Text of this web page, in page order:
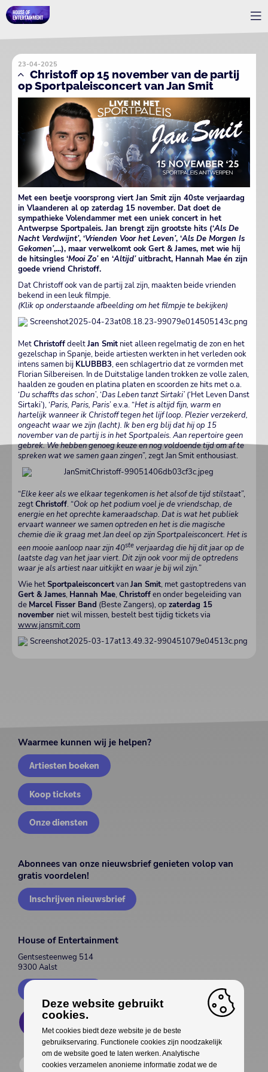
23-04-2025
Christoff op 15 november van de partij
op Sportpaleisconcert van Jan Smit
Met een beetje voorsprong viert Jan Smit zijn 40ste verjaardag
in Vlaanderen al op zaterdag 15 november. Dat doet de
sympathieke Volendammer met een uniek concert in het
Antwerpse Sportpaleis. Jan brengt zijn grootste hits (‘Als De
Nacht Verdwijnt’, ‘Vrienden Voor het Leven’, ‘Als De Morgen Is
Gekomen’,...), maar verwelkomt ook Gert & James, met wie hij
de hitsingles ‘Mooi Zo’en ‘Altijd’uitbracht, Hannah Mae én zijn
goede vriend Christoff.
Dat Christoff ook van de partij zal zijn, maakten beide vrienden
bekend in een leuk filmpje.
(Klik op onderstaande afbeelding om het filmpje te bekijken)
MetChristoffdeeltJan Smit niet alleen regelmatig de zon en het
gezelschap in Spanje, beide artiesten werkten in het verleden ook
intens samen bij KLUBBB3, een schlagertrio dat ze vormden met
Florian Silbereisen. In de Duitstalige landen trokken ze volle zalen,
haalden ze gouden en platina platen en scoorden ze hits met o.a.
‘Du schaffts das schon’, ‘Das Leben tanzt Sirtaki’ (‘Het Leven Danst
Sirtaki’), ‘Paris, Paris, Paris’ e.v.a. “Het is altijd fijn, warm en
hartelijk wanneer ik Christoff tegen het lijf loop. Plezier verzekerd,
ongeacht waar we zijn (lacht). Ik ben erg blij dat hij op 15
november van de partij is in het Sportpaleis. Aan repertoire geen
gebrek. We hebben genoeg keuze en nog voldoende tijd om af te
spreken wat we samen gaan zingen”, zegt Jan Smit enthousiast.
“Elke keer als we elkaar tegenkomen is het alsof de tijd stilstaat”,
zegtChristoff. “Ook op het podium voel je de vriendschap, de
energie en het oprechte kameraadschap. Dat is wat het publiek
ervaart wanneer we samen optreden en het is die magische
chemie die ik graag met Jan deel op zijn Sportpaleisconcert. Het is
een mooie aanloop naar zijn 40ste verjaardag die hij dit jaar op de
laatste dag van het jaar viert. Dit zijn ook voor mij de optredens
waar je als artiest naar uitkijkt en waar je bij wil zijn.”
Wie hetSportpaleisconcertvanJan Smit, met gastoptredens van
Gert & James, Hannah Mae, Christoffen onder begeleiding van
de Marcel Fisser Band (Beste Zangers), op zaterdag 15
november niet wil missen, bestelt best tijdig tickets via
www.jansmit.com
Waarmee kunnen wij je helpen?
Artiesten boeken
Koop tickets
Onze diensten
Abonnees van onze nieuwsbrief genieten volop van
gratis voordelen!
Inschrijven nieuwsbrief
House of Entertainment
Gentsesteenweg 514
9300 Aalst
Deze website gebruikt
cookies.
Met cookies biedt deze website je de beste
gebruikservaring. Functionele cookies zijn noodzakelijk
om de website goed te laten werken. Analytische
cookies verzamelen anonieme informatie zodat we de